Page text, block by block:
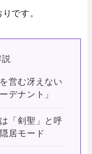
です。
説
営む冴えない
デナント」
「剣聖」と呼
居モード